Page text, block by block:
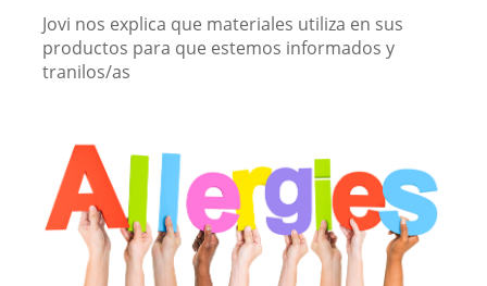
Jovi nos explica que materiales utiliza en sus
productos para que estemos informados y
tranilos/as